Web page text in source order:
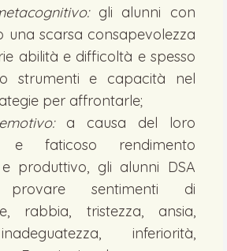
gli alunni con
una scarsa consapevolezza
abilità e difficoltà e spesso
strumenti e capacità nel
per affrontarle;
a causa del loro
e faticoso rendimento
produttivo, gli alunni DSA
provare sentimenti di
rabbia, tristezza, ansia,
inferiorità,